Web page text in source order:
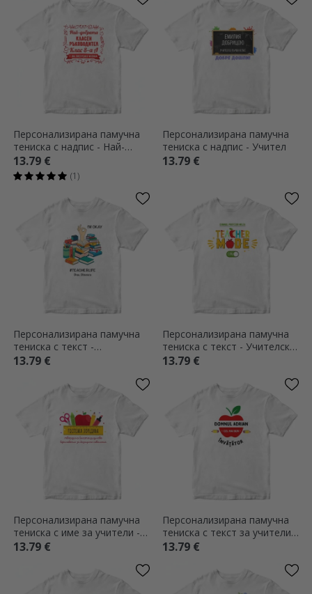
Персонализирана памучна
тениска с надпис - Най-
добрият учител
13.79 €
(1)
Персонализирана памучна
тениска с надпис - Учител
13.79 €
Персонализирана памучна
тениска с текст -
#TEACHERLIFE
13.79 €
Персонализирана памучна
тениска с текст - Учителски
режим включен
13.79 €
Персонализирана памучна
тениска с име за учители -
Училищни пособия
13.79 €
Персонализирана памучна
тениска с текст за учители -
Apple
13.79 €